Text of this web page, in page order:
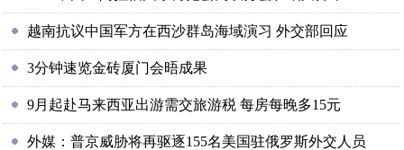
越南抗议中国军方在西沙群岛海域演习 外交部回应
3分钟速览金砖厦门会晤成果
9月起赴马来西亚出游需交旅游税 每房每晚多15元
外媒：普京威胁将再驱逐155名美国驻俄罗斯外交人员